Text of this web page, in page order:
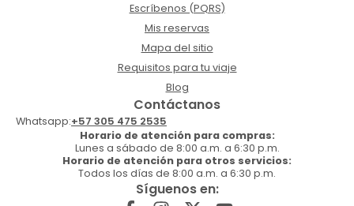
Escríbenos (PQRS)
Mis reservas
Mapa del sitio
Requisitos para tu viaje
Blog
Contáctanos
Whatsapp:+57 305 475 2535
Horario de atención para compras:
Lunes a sábado de 8:00 a.m. a 6:30 p.m.
Horario de atención para otros servicios:
Todos los días de 8:00 a.m. a 6:30 p.m.
Síguenos en: